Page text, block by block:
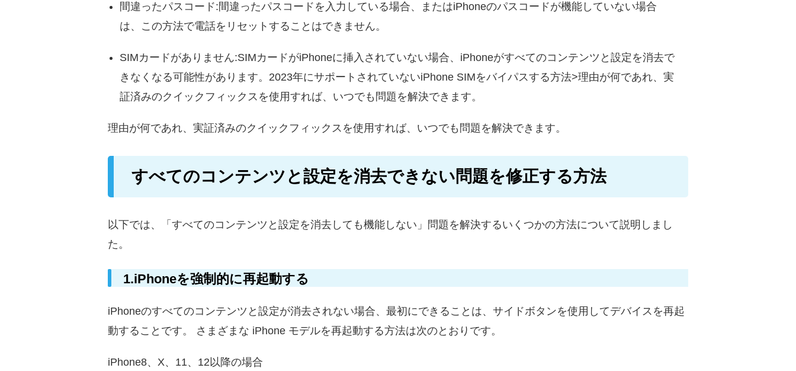
間違ったパスコード:間違ったパスコードを入力している場合、またはiPhoneのパスコードが機能していない場合
は、この方法で電話をリセットすることはできません。
SIMカードがありません:SIMカードがiPhoneに挿入されていない場合、iPhoneがすべてのコンテンツと設定を消去で
きなくなる可能性があります。2023年にサポートされていないiPhone SIMをバイパスする方法>理由が何であれ、実
証済みのクイックフィックスを使用すれば、いつでも問題を解決できます。
理由が何であれ、実証済みのクイックフィックスを使用すれば、いつでも問題を解決できます。
すべてのコンテンツと設定を消去できない問題を修正する方法
以下では、「すべてのコンテンツと設定を消去しても機能しない」問題を解決するいくつかの方法について説明しまし
た。
1.iPhoneを強制的に再起動する
iPhoneのすべてのコンテンツと設定が消去されない場合、最初にできることは、サイドボタンを使用してデバイスを再起
動することです。 さまざまな iPhone モデルを再起動する方法は次のとおりです。
iPhone8、X、11、12以降の場合